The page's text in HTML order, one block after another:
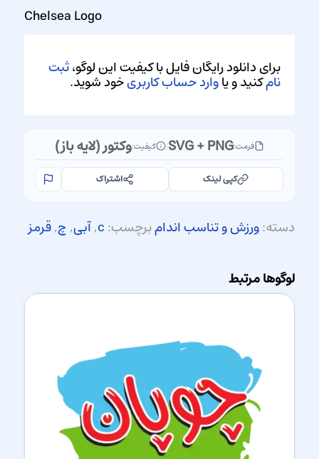
Chelsea Logo
برای دانلود رایگان فایل با کیفیت این لوگو،ثبت
نامکنید و یاوارد حساب کاربریخود شوید.
فرمت:SVG + PNG
| کیفیت:وکتور (لایه باز)
کپی لینک اشتراک
دسته:ورزش و تناسب اندامبرچسب:c
,آبی, چ,قرمز
لوگوها مرتبط